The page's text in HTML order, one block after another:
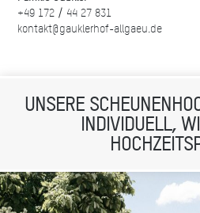
+49 172 / 44 27 831
kontakt@gauklerhof-allgaeu.de
UNSERE
INDIVIDUELL,